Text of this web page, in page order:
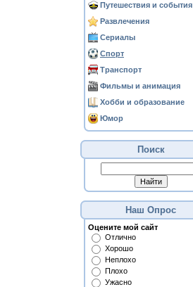
Путешествия и события
Развлечения
Сериалы
Спорт
Транспорт
Фильмы и анимация
Хобби и образование
Юмор
Поиск
Наш Опрос
Оцените мой сайт
Отлично
Хорошо
Неплохо
Плохо
Ужасно